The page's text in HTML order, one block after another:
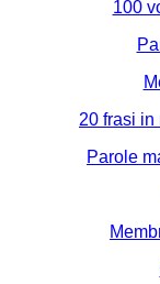
100
20 frasi
Parole